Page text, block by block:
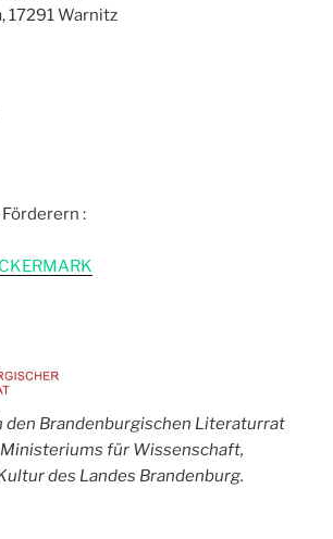
17291 Warnitz
:
den Brandenburgischen Literaturrat
für Wissenschaft,
des Landes Brandenburg.